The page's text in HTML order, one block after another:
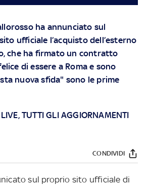
ha annunciato sul
ufficiale l’acquisto dell’esterno
che ha firmato un contratto
di essere a Roma e sono
nuova sfida" sono le prime
TUTTI GLI AGGIORNAMENTI
CONDIVIDI
sul proprio sito ufficiale di